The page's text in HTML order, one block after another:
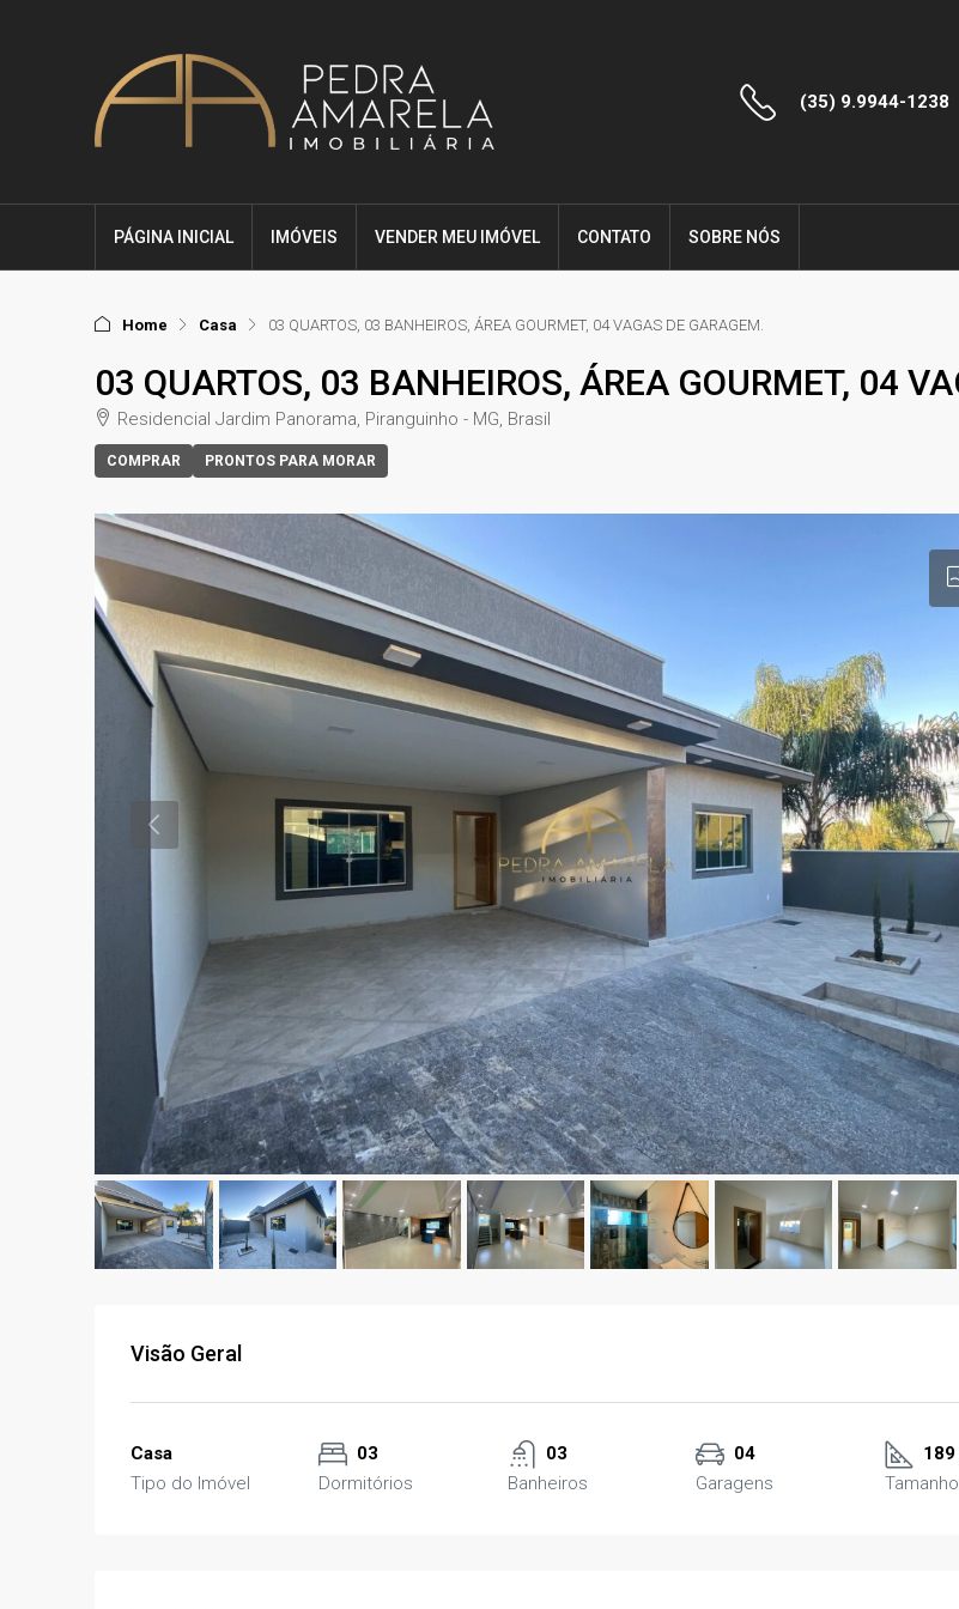
(35) 9.9944-1238
PÁGINA INICIAL IMÓVEIS VENDER MEU IMÓVEL CONTATO SOBRE NÓS
Home Casa 03 QUARTOS, 03 BANHEIROS, ÁREA GOURMET, 04 VAGAS DE GARAGEM.
03 QUARTOS, 03 BANHEIROS, ÁREA GOURMET, 04
Residencial Jardim Panorama, Piranguinho - MG, Brasil
COMPRAR PRONTOS PARA MORAR
Visão Geral
Casa
Tipo do Imóvel
03
Dormitórios
03
Banheiros
04
Garagens
189